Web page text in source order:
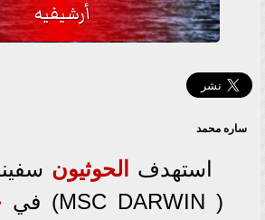
أرشيفيه
ساره محمد
استهدف الحوثيون
( MSC DARWIN) في